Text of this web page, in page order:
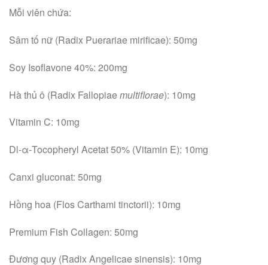
Mỗi viên chứa:
Sâm tố nữ (Radix Puerariae mirificae): 50mg
Soy Isoflavone 40%: 200mg
Hà thủ ô (Radix Fallopiaemultiflorae): 10mg
Vitamin C: 10mg
Dl-α-Tocopheryl Acetat 50% (Vitamin E): 10mg
Canxi gluconat: 50mg
Hồng hoa (Flos Carthami tinctorii): 10mg
Premium Fish Collagen: 50mg
Đương quy (Radix Angelicae sinensis): 10mg